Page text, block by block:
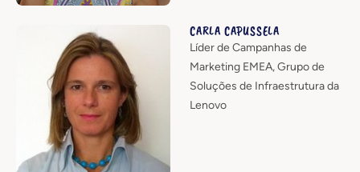
CARLA CAPUSSELA
Líder de Campanhas de
Marketing EMEA, Grupo de
Soluções de Infraestrutura da
Lenovo